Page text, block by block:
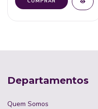
Departamentos
Quem Somos